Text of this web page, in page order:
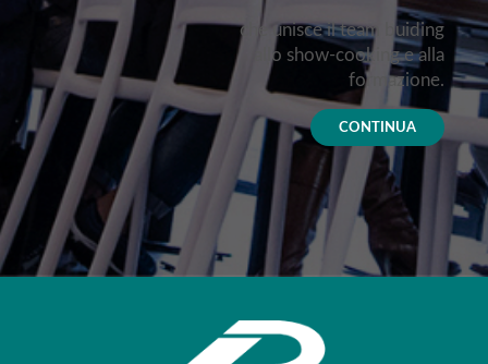
che unisce il team buiding
allo show-cooking e alla
formazione.
CONTINUA